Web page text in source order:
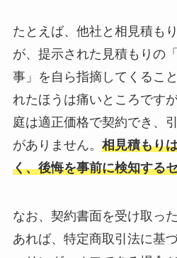
たとえば、他社と相見積も
が、提示された見積もりの
事」を自ら指摘してくるこ
れたほうは痛いところです
庭は適正価格で契約でき、
がありません。 相見積もり
く、後悔を事前に検知する
なお、契約書面を受け取っ
あれば、特定商取引法に基